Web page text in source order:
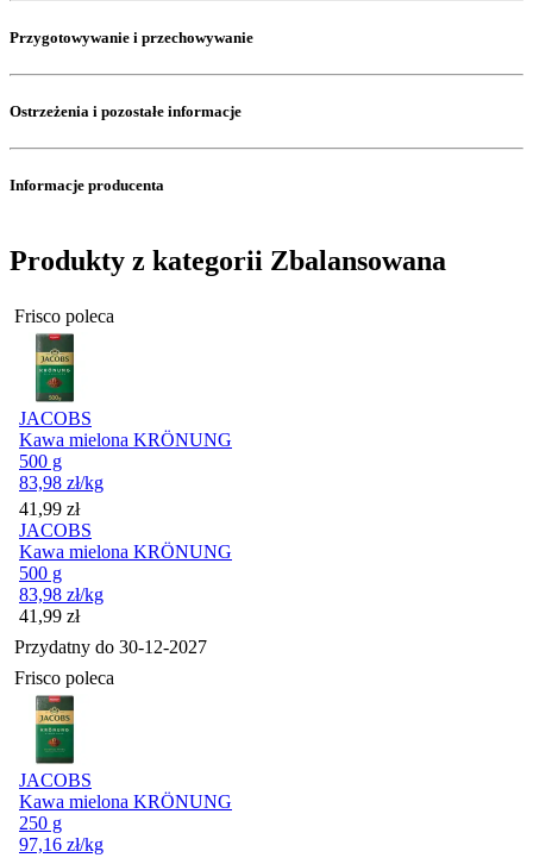
Przygotowywanie i przechowywanie
Ostrzeżenia i pozostałe informacje
Informacje producenta
Produkty z kategorii Zbalansowana
Frisco poleca
JACOBS
Kawa mielona KRÖNUNG
500 g
83,98 zł/kg
Cena
41,99 zł
JACOBS
Kawa mielona KRÖNUNG
500 g
83,98 zł/kg
Cena
41,99 zł
Przydatny do 30-12-2027
Frisco poleca
JACOBS
Kawa mielona KRÖNUNG
250 g
97,16 zł/kg